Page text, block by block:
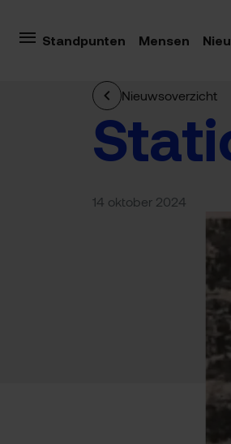
Standpunten Mensen
Nieuwsoverzicht
14 oktober 2024